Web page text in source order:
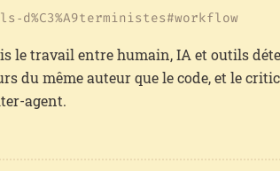
workflow
le travail entre humain, IA et outils
du même auteur que le code, et le
agent.